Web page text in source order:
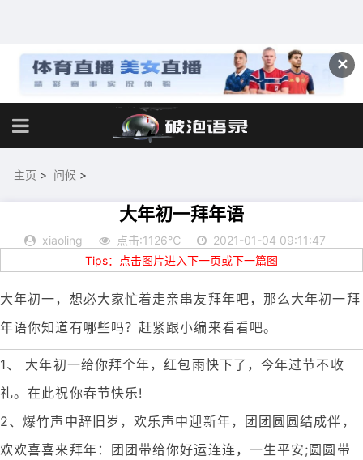
✕
主页 > 问候 >
大年初一拜年语
xiaoling 点击:1126℃
2021-01-04 09:11:47
Tips：点击图片进入下一页或下一篇图
大年初一，想必大家忙着走亲串友拜年吧，那么大年初一拜
年语你知道有哪些吗？赶紧跟小编来看看吧。
1、 大年初一给你拜个年，红包雨快下了，今年过节不收
礼。在此祝你春节快乐!
2、爆竹声中辞旧岁，欢乐声中迎新年，团团圆圆结成伴，
欢欢喜喜来拜年：团团带给你好运连连，一生平安;圆圆带